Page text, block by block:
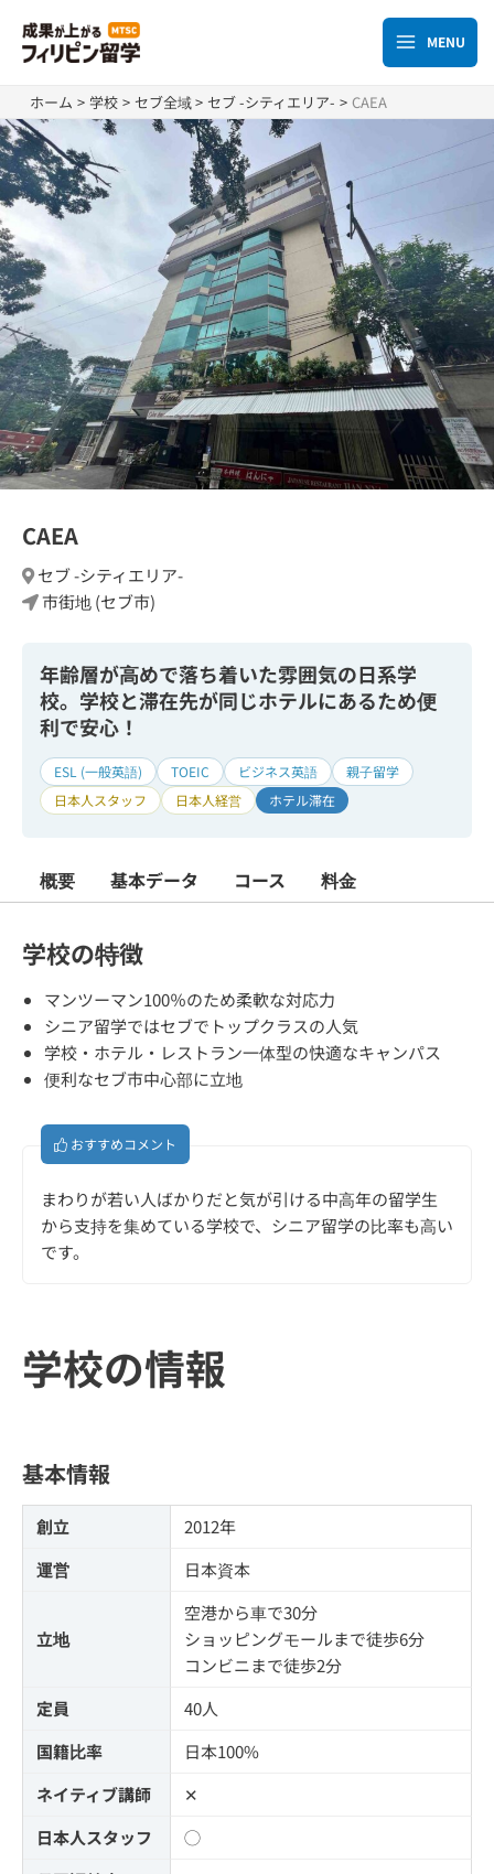
キ
ッ
プ
Main
MENU
ホーム 学校 セブ全域 セブ -シティエリア- CAEA
CAEA
セブ -シティエリア-
市街地 (セブ市)
年齢層が高めで落ち着いた雰囲気の日系学
校。学校と滞在先が同じホテルにあるため便
利で安心！
ESL (一般英語) TOEIC ビジネス英語
親子留学
日本人スタッフ
日本人経営 ホテル滞在
概要 基本データ コース 料金
学校の特徴
マンツーマン100％のため柔軟な対応力
シニア留学ではセブでトップクラスの人気
学校・ホテル・レストラン一体型の快適なキャンパス
便利なセブ市中心部に立地
おすすめコメント
まわりが若い人ばかりだと気が引ける中高年の留学生
から支持を集めている学校で、シニア留学の比率も高い
です。
学校の情報
基本情報
創立
2012年
運営
日本資本
立地
空港から車で30分
ショッピングモールまで徒歩6分
コンビニまで徒歩2分
定員
40人
国籍比率
日本100%
ネイティブ講師
✕
日本人スタッフ
◯